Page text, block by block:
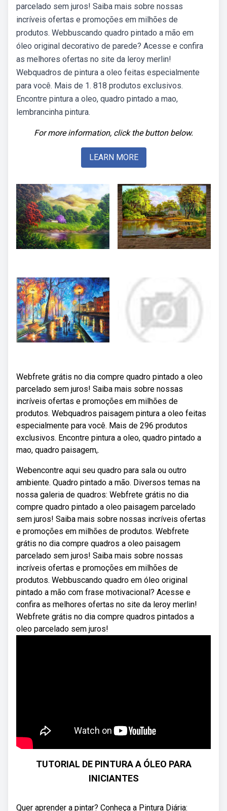
parcelado sem juros! Saiba mais sobre nossas
incríveis ofertas e promoções em milhões de
produtos. Webbuscando quadro pintado a mão em
óleo original decorativo de parede? Acesse e confira
as melhores ofertas no site da leroy merlin!
Webquadros de pintura a oleo feitas especialmente
para você. Mais de 1. 818 produtos exclusivos.
Encontre pintura a oleo, quadro pintado a mao,
lembrancinha pintura.
For more information, click the button below.
LEARN MORE
Webfrete grátis no dia compre quadro pintado a oleo
parcelado sem juros! Saiba mais sobre nossas
incríveis ofertas e promoções em milhões de
produtos. Webquadros paisagem pintura a oleo feitas
especialmente para você. Mais de 296 produtos
exclusivos. Encontre pintura a oleo, quadro pintado a
mao, quadro paisagem,.
Webencontre aqui seu quadro para sala ou outro
ambiente. Quadro pintado a mão. Diversos temas na
nossa galeria de quadros: Webfrete grátis no dia
compre quadro pintado a oleo paisagem parcelado
sem juros! Saiba mais sobre nossas incríveis ofertas
e promoções em milhões de produtos. Webfrete
grátis no dia compre quadros a oleo paisagem
parcelado sem juros! Saiba mais sobre nossas
incríveis ofertas e promoções em milhões de
produtos. Webbuscando quadro em óleo original
pintado a mão com frase motivacional? Acesse e
confira as melhores ofertas no site da leroy merlin!
Webfrete grátis no dia compre quadros pintados a
oleo parcelado sem juros!
TUTORIAL DE PINTURA A ÓLEO PARA
INICIANTES
Quer aprender a pintar? Conheça a Pintura Diária: